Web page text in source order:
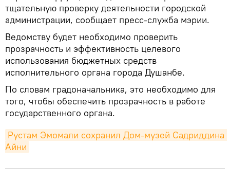
тщательную проверку деятельности городской
администрации, сообщает пресс-служба мэрии.
Ведомству будет необходимо проверить
прозрачность и эффективность целевого
использования бюджетных средств
исполнительного органа города Душанбе.
По словам градоначальника, это необходимо для
того, чтобы обеспечить прозрачность в работе
государственного органа.
Рустам Эмомали сохранил Дом-музей Садриддина
Айни